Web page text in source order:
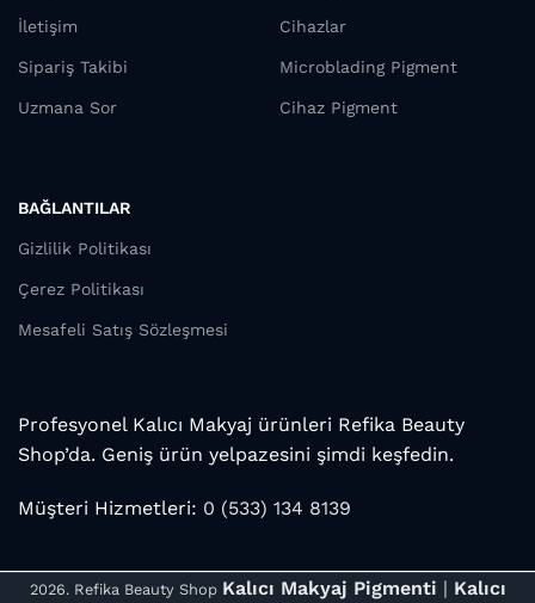
İletişim
Sipariş Takibi
Uzmana Sor
Cihazlar
Microblading Pigment
Cihaz Pigment
BAĞLANTILAR
Gizlilik Politikası
Çerez Politikası
Mesafeli Satış Sözleşmesi
Profesyonel Kalıcı Makyaj ürünleri Refika Beauty
Shop’da. Geniş ürün yelpazesini şimdi keşfedin.
Müşteri Hizmetleri: 0 (533) 134 8139
2026. Refika Beauty Shop Kalıcı Makyaj Pigmenti | Kalıcı